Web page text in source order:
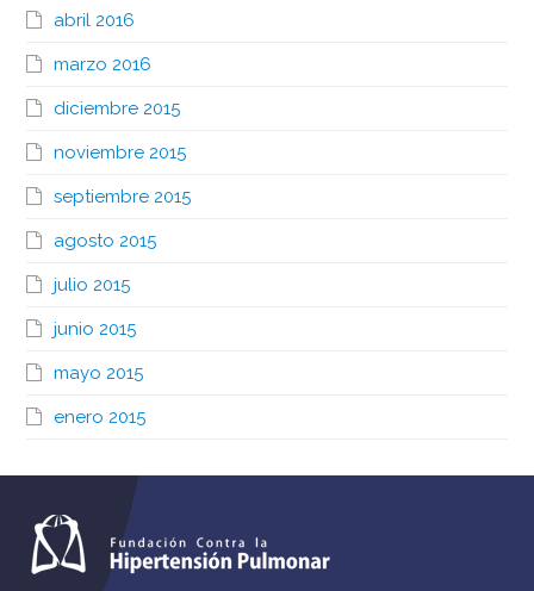
abril 2016
marzo 2016
diciembre 2015
noviembre 2015
septiembre 2015
agosto 2015
julio 2015
junio 2015
mayo 2015
enero 2015